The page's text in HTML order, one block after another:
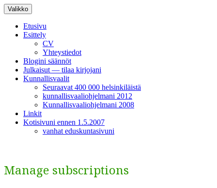
Siirry
sisältöön
Valikko
Etusivu
Esittely
CV
Yhteystiedot
Blogini säännöt
Julkaisut — tilaa kirjojani
Kunnallisvaalit
Seuraavat 400 000 helsinkiläistä
kunnallisvaaliohjelmani 2012
Kunnallisvaaliohjelmani 2008
Linkit
Kotisivuni ennen 1.5.2007
vanhat eduskuntasivuni
Manage subscriptions